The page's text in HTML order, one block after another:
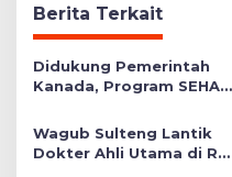
Berita Terkait
Didukung Pemerintah
Kanada, Program SEHAT
Pelayanan Kesehatan di
Sulteng
Wagub Sulteng Lantik
Dokter Ahli Utama di RS